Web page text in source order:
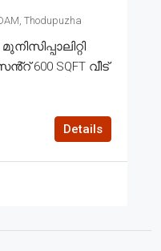
Thodupuzha
600 SQFT വീട്
Details